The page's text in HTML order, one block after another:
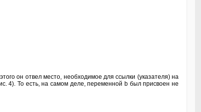
он отвел место, необходимое для ссылки (указателя) на
4). То есть, на самом деле, переменной b был присвоен не